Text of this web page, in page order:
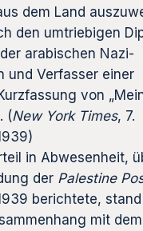
dem Land
den umtriebigen
arabischen Nazi-
und Verfasser einer
von
. (New York Times, 7.
in Abwesenheit,
der Palestine
berichtete,
mit